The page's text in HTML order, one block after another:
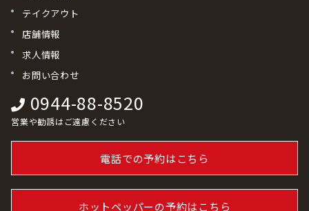
テイクアウト
店舗情報
求人情報
お問い合わせ
0944-88-8520
営業や勧誘はご遠慮ください
電話での予約はこちら
ホットペッパーの予約はこちら